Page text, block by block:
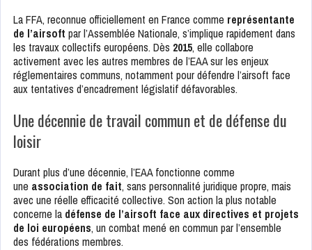
La FFA, reconnue officiellement en France comme représentante
de l’airsoft par l’Assemblée Nationale, s’implique rapidement dans
les travaux collectifs européens. Dès 2015, elle collabore
activement avec les autres membres de l’EAA sur les enjeux
réglementaires communs, notamment pour défendre l’airsoft face
aux tentatives d’encadrement législatif défavorables.
Une décennie de travail commun et de défense du
loisir
Durant plus d’une décennie, l’EAA fonctionne comme
une association de fait, sans personnalité juridique propre, mais
avec une réelle efficacité collective. Son action la plus notable
concerne la défense de l’airsoft face aux directives et projets
de loi européens, un combat mené en commun par l’ensemble
des fédérations membres.